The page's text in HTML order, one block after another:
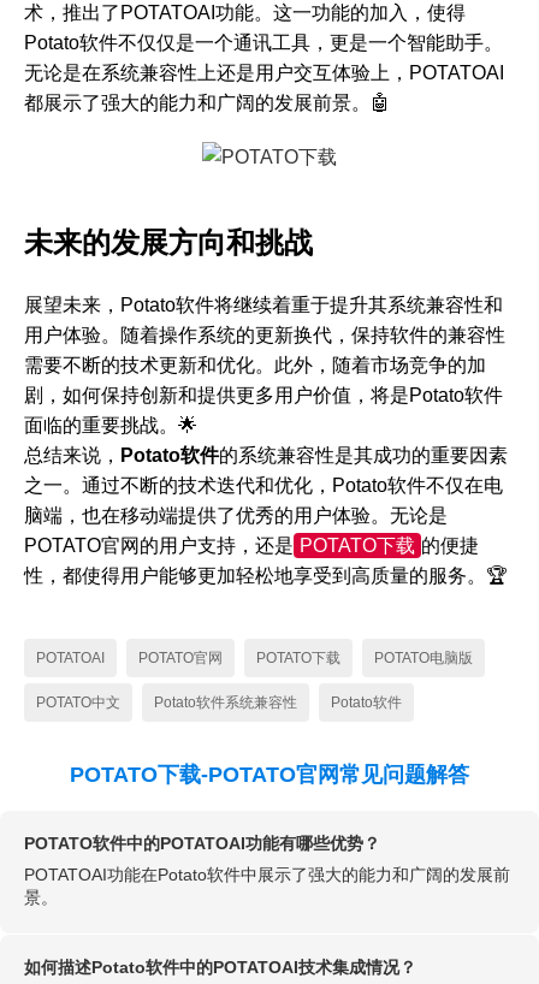
术，推出了POTATOAI功能。这一功能的加入，使得
Potato软件不仅仅是一个通讯工具，更是一个智能助手。
无论是在系统兼容性上还是用户交互体验上，POTATOAI
都展示了强大的能力和广阔的发展前景。🤖
未来的发展方向和挑战
展望未来，Potato软件将继续着重于提升其系统兼容性和
用户体验。随着操作系统的更新换代，保持软件的兼容性
需要不断的技术更新和优化。此外，随着市场竞争的加
剧，如何保持创新和提供更多用户价值，将是Potato软件
面临的重要挑战。🌟
总结来说， Potato软件的系统兼容性是其成功的重要因素
之一。通过不断的技术迭代和优化，Potato软件不仅在电
脑端，也在移动端提供了优秀的用户体验。无论是
POTATO官网的用户支持，还是 POTATO下载 的便捷
性，都使得用户能够更加轻松地享受到高质量的服务。🏆
POTATOAI POTATO官网 POTATO下载 POTATO电脑版
POTATO中文 Potato软件系统兼容性 Potato软件
POTATO下载-POTATO官网常见问题解答
POTATO软件中的POTATOAI功能有哪些优势？
POTATOAI功能在Potato软件中展示了强大的能力和广阔的发展前
景。
如何描述Potato软件中的POTATOAI技术集成情况？